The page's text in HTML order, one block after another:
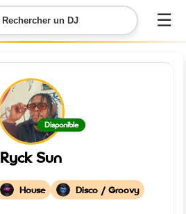
Rechercher un DJ ☰
Disponible
Ryck Sun
House Disco / Groovy